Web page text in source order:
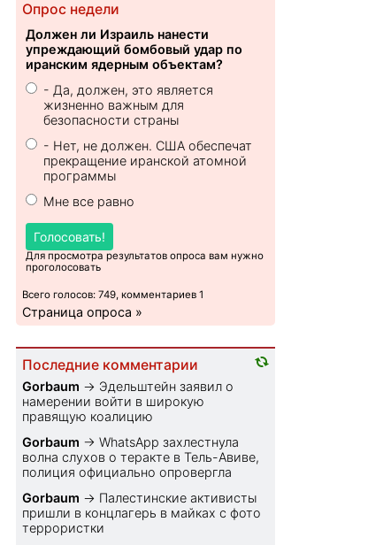
Опрос недели
Должен ли Израиль нанести
упреждающий бомбовый удар по
иранским ядерным объектам?
- Да, должен, это является
жизненно важным для
безопасности страны
- Нет, не должен. США обеспечат
прекращение иранской атомной
программы
Мне все равно
Голосовать!
Для просмотра результатов опроса вам нужно
проголосовать
Всего голосов: 749, комментариев 1
Страница опроса »
Последние комментарии
Gorbaum → Эдельштейн заявил о
намерении войти в широкую
правящую коалицию
Gorbaum →WhatsApp захлестнула
волна слухов о теракте в Тель-Авиве,
полиция официально опровергла
Gorbaum → Палестинские активисты
пришли в концлагерь в майках с фото
террористки